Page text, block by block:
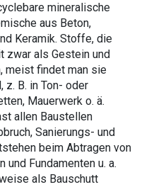
mineralische
aus Beton,
Keramik. Stoffe, die
zwar als Gestein und
meist findet man sie
B. in Ton- oder
Mauerwerk o. ä.
allen Baustellen
Sanierungs- und
beim Abtragen von
und Fundamenten u. a.
als Bauschutt